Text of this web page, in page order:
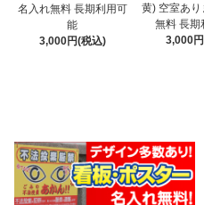
名入れ無料 長期利用可
能
3,000円(税込)
黄) 空室あ
無料 長期
3,000